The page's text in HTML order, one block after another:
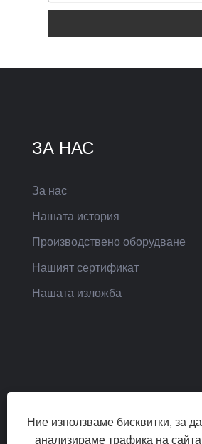
ЗА НАС
За нас
Нашата история
Производствено оборудване
Нашият сертификат
Нашата изложба
Ние използваме бисквитки, за
анализираме трафика на